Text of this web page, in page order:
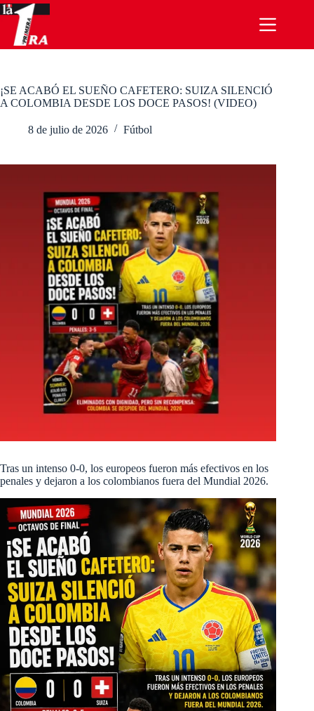
Saltar
al
contenido
¡SE ACABÓ EL SUEÑO CAFETERO: SUIZA SILENCIÓ
A COLOMBIA DESDE LOS DOCE PASOS! (VIDEO)
8 de julio de 2026 Fútbol
Tras un intenso 0-0, los europeos fueron más efectivos en los
penales y dejaron a los colombianos fuera del Mundial 2026.